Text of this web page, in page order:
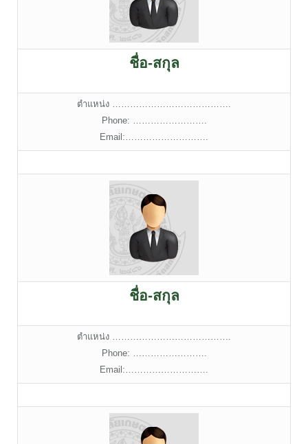
ชื่อ-สกุล
ตำแหน่ง ………………………………….
Phone: …………………….
Email:……………………….
ชื่อ-สกุล
ตำแหน่ง ………………………………….
Phone: …………………….
Email:……………………….